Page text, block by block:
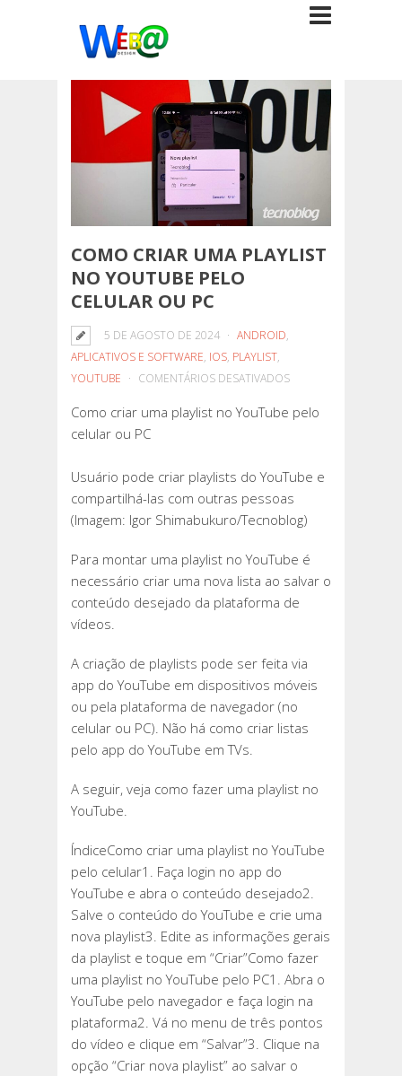
COMO CRIAR UMA PLAYLIST
NO YOUTUBE PELO
CELULAR OU PC
5 DE AGOSTO DE 2024 ANDROID,
APLICATIVOS E SOFTWARE, IOS, PLAYLIST,
YOUTUBE
COMENTÁRIOS DESATIVADOSEM
CRIAR
NO
YOUTUBE
PELO
Como criar uma playlist no YouTube pelo
celular ou PC
Usuário pode criar playlists do YouTube e
compartilhá-las com outras pessoas
(Imagem: Igor Shimabukuro/Tecnoblog)
Para montar uma playlist no YouTube é
necessário criar uma nova lista ao salvar o
conteúdo desejado da plataforma de
vídeos.
A criação de playlists pode ser feita via
app do YouTube em dispositivos móveis
ou pela plataforma de navegador (no
celular ou PC). Não há como criar listas
pelo app do YouTube em TVs.
A seguir, veja como fazer uma playlist no
YouTube.
ÍndiceComo criar uma playlist no YouTube
pelo celular1. Faça login no app do
YouTube e abra o conteúdo desejado2.
Salve o conteúdo do YouTube e crie uma
nova playlist3. Edite as informações gerais
da playlist e toque em “Criar”Como fazer
uma playlist no YouTube pelo PC1. Abra o
YouTube pelo navegador e faça login na
plataforma2. Vá no menu de três pontos
do vídeo e clique em “Salvar”3. Clique na
opção “Criar nova playlist” ao salvar o